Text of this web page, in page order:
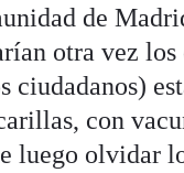
de
otra vez los
ciudadanos)
con
luego olvidar